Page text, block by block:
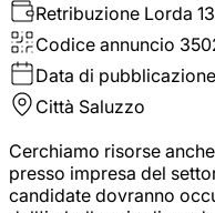
Retribuzione Lorda
Codice annuncio
Data di pubblicazione
Città Saluzzo
Cerchiamo risorse
presso impresa del
candidate dovranno